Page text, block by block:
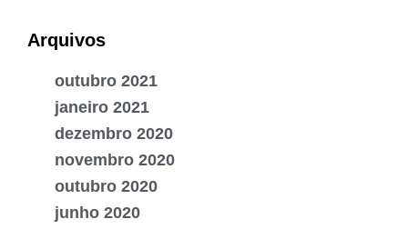
Arquivos
outubro 2021
janeiro 2021
dezembro 2020
novembro 2020
outubro 2020
junho 2020